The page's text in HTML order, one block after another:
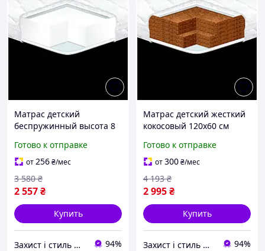
Матрас детский
беспружинный высота 8
гипоаллергенный
Eurosleep MC-3525
Готово к отправке
от256₴/мес
2 557₴
3 580 ₴
Купить
Захист і стиль — в одному магазині 94%
Матрас детский жесткий
кокосовый 120х60 см
Eurosleep MC-3580
Готово к отправке
от300₴/мес
2 995₴
4 193 ₴
Купить
Захист і стиль — в одному магазині 94%